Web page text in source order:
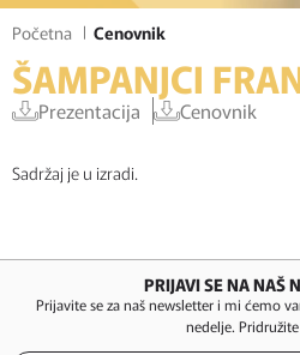
Početna Cenovnik
ŠAMPANJCI
Prezentacija Cenovnik
Sadržaj je u izradi.
PRIJAVI SE NA NAŠ
Prijavite se za naš newsletter i mi ćemo
nedelje.